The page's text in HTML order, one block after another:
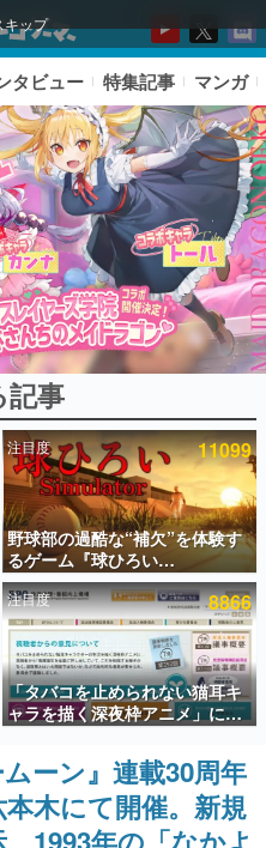
キップ
ランキング
ページビュー数万以上！ などな
た、電ファミ渾身の“殿堂入り”記
の方々に製作時のエピソードをお
（ゲーム）とは何か？を探ってい
タビュー 特集記事 マンガ
事
注目度 11099
野球部の過酷な“補欠”を体験す
るゲーム『球ひろい
Simulator』が「1件」のウィッ
シュリストをもとにチェコ語に
対応しSNSで話題に。『キング
ダム・カム』開発元やチェコの
プロ野球選手から称賛の声
注目度 8866
「タバコを止められない猫耳キ
ャラを描く深夜枠アニメ」に視
聴者の一部から批判意見。違法
薬物の使用と思しき描写も含め
て、BPOが議論を交わす
ーン』連載30周年
木にて開催。新規
1993年の「なかよ